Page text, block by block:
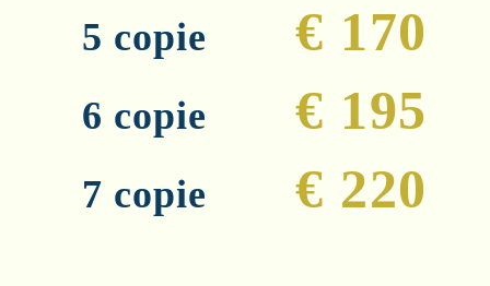
5 copie € 170
6 copie € 195
7 copie € 220